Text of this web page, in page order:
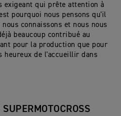
exigeant qui prête attention à
pourquoi nous pensons qu'il
connaissons et nous nous
beaucoup contribué au
pour la production que pour
heureux de l'accueillir dans